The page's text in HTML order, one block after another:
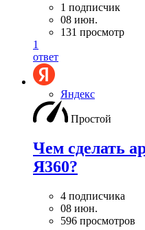
1 подписчик
08 июн.
131 просмотр
1
ответ
Яндекс
Простой
Чем сделать
Я360?
4 подписчика
08 июн.
596 просмотров